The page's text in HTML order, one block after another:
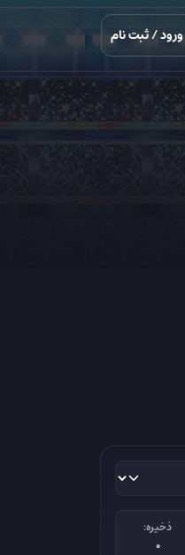
ورود/ ثبت نام
ذخیره:
0